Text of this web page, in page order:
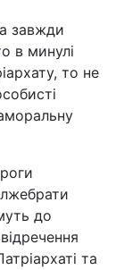
завжди
в минулі
то не
до
та